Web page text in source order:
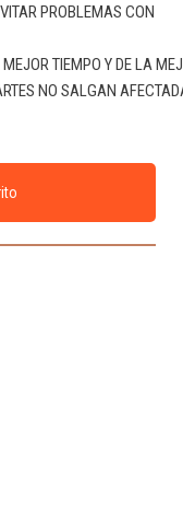
PROBLEMAS CON
TIEMPO Y DE LA
NO SALGAN